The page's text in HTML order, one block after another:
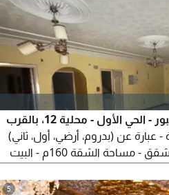
بيت للبيع 214م، مدينة العبور - الحي الأول - محلية 12، بالقرب
عن (بدروم، أرضي، أول، ثاني)
الدور ع شقة، اجمالي الشقق 3 شقق - مساحة الشقة 160م - البيت
5